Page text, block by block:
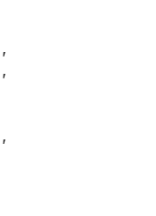
,
,
,